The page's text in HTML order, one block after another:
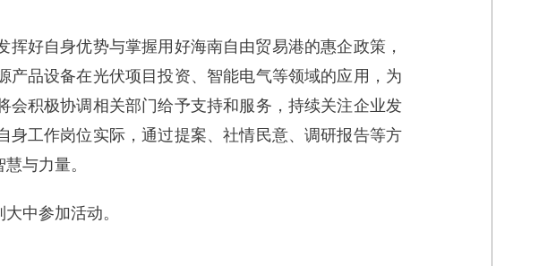
好自身优势与掌握用好海南自由贸易港的惠企政策，
品设备在光伏项目投资、智能电气等领域的应用，为
积极协调相关部门给予支持和服务，持续关注企业发
工作岗位实际，通过提案、社情民意、调研报告等方
与力量。
中参加活动。